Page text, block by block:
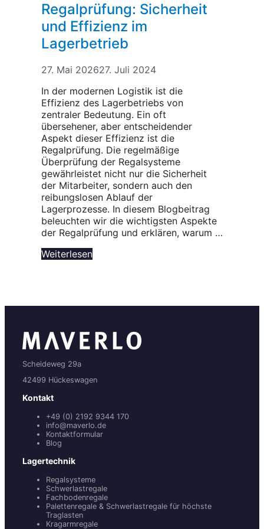
Regalprüfung: Sicherheit
und Effizienz im
Lagerbetrieb
27. Mai 202627. Juli 2024
In der modernen Logistik ist die
Effizienz des Lagerbetriebs von
zentraler Bedeutung. Ein oft
übersehener, aber entscheidender
Aspekt dieser Effizienz ist die
Regalprüfung. Die regelmäßige
Überprüfung der Regalsysteme
gewährleistet nicht nur die Sicherheit
der Mitarbeiter, sondern auch den
reibungslosen Ablauf der
Lagerprozesse. In diesem Blogbeitrag
beleuchten wir die wichtigsten Aspekte
der Regalprüfung und erklären, warum …
Weiterlesen
Scheideweg 29a
42499 Hückeswagen
Kontakt
+49 (0) 2192 9344 170
info@maverlo.de
Kontaktformular
Blog
Lagertechnik
Regalsysteme
Schwerlastregale
Fachbodenregale
Palettenregale & Schwerlastregale für höchste
Traglasten
Kragarmregale